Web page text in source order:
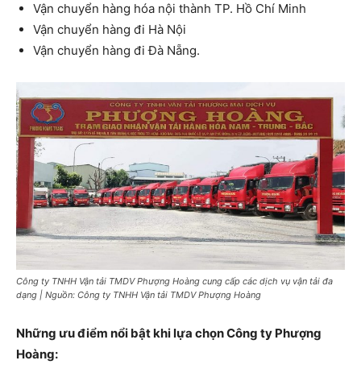
Vận chuyển hàng hóa nội thành TP. Hồ Chí Minh
Vận chuyển hàng đi Hà Nội
Vận chuyển hàng đi Đà Nẵng.
Công ty TNHH Vận tải TMDV Phượng Hoàng cung cấp các dịch vụ vận tải đa
dạng | Nguồn: Công ty TNHH Vận tải TMDV Phượng Hoàng
Những ưu điểm nổi bật khi lựa chọn Công ty Phượng
Hoàng: